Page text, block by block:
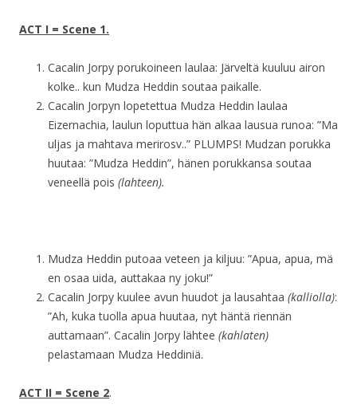
ACT I = Scene 1.
Cacalin Jorpy porukoineen laulaa: Järveltä kuuluu airon
kolke.. kun Mudza Heddin soutaa paikalle.
Cacalin Jorpyn lopetettua Mudza Heddin laulaa
Eizernachia, laulun loputtua hän alkaa lausua runoa: ”Ma
uljas ja mahtava merirosv..” PLUMPS! Mudzan porukka
huutaa: ”Mudza Heddin”, hänen porukkansa soutaa
veneellä pois (lahteen).
Mudza Heddin putoaa veteen ja kiljuu: ”Apua, apua, mä
en osaa uida, auttakaa ny joku!”
Cacalin Jorpy kuulee avun huudot ja lausahtaa (kalliolla):
”Ah, kuka tuolla apua huutaa, nyt häntä riennän
auttamaan”. Cacalin Jorpy lähtee (kahlaten)
pelastamaan Mudza Heddiniä.
ACT II = Scene 2.